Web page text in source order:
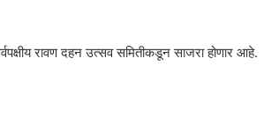
रावण दहन उत्सव समितीकडून साजरा होणार आहे.